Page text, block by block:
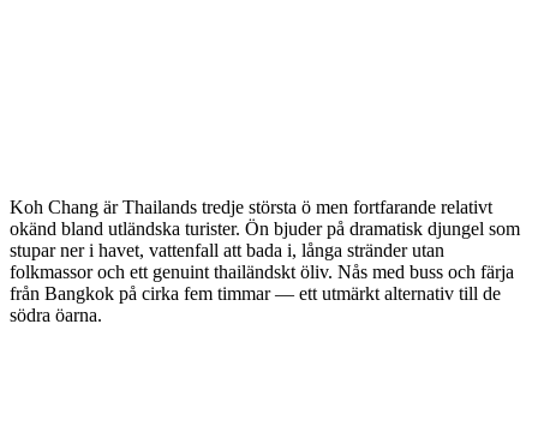
Koh Chang är Thailands tredje största ö men fortfarande relativt
okänd bland utländska turister. Ön bjuder på dramatisk djungel som
stupar ner i havet, vattenfall att bada i, långa stränder utan
folkmassor och ett genuint thailändskt öliv. Nås med buss och färja
från Bangkok på cirka fem timmar — ett utmärkt alternativ till de
södra öarna.